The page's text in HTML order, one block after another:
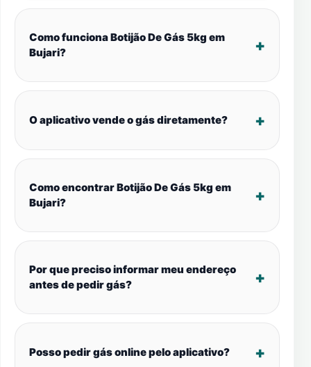
Como funciona Botijão De Gás 5kg em
Bujari?
O aplicativo vende o gás diretamente?
Como encontrar Botijão De Gás 5kg em
Bujari?
Por que preciso informar meu endereço
antes de pedir gás?
Posso pedir gás online pelo aplicativo?